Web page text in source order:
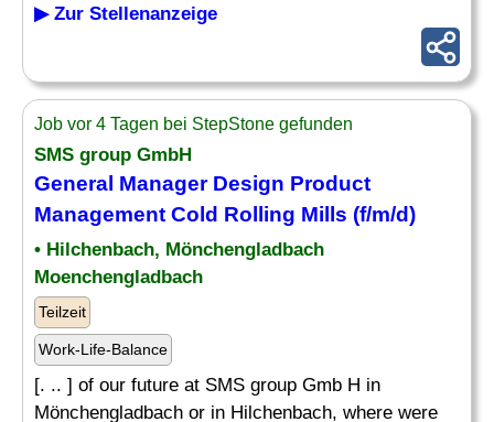
▶ Zur Stellenanzeige
Job vor 4 Tagen bei StepStone gefunden
SMS group GmbH
General Manager Design Product
Management Cold Rolling Mills (f/m/d)
• Hilchenbach, Mönchengladbach
Moenchengladbach
Teilzeit
Work-Life-Balance
[. .. ] of our future at SMS group Gmb H in
Mönchengladbach or in Hilchenbach, where were